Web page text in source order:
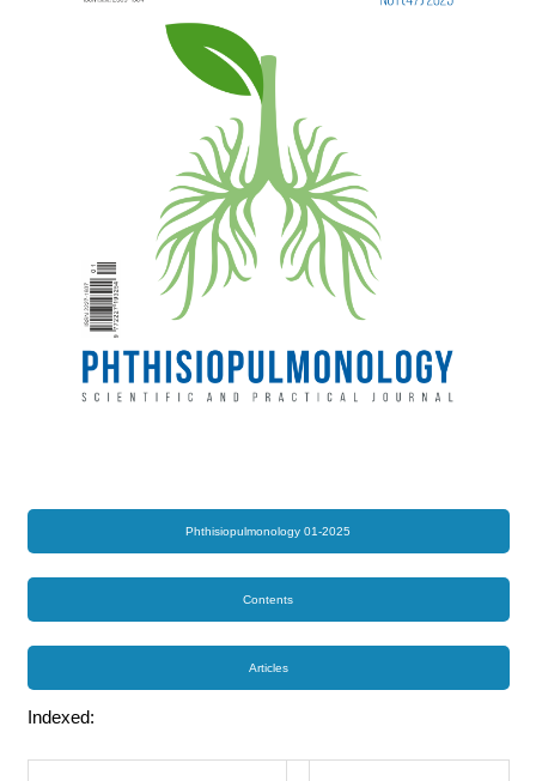
Phthisiopulmonology 01-2025
Contents
Articles
Indexed: